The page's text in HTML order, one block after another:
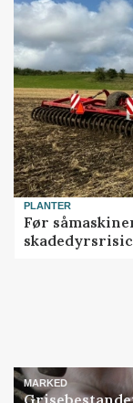
PLANTER
Før
MARKED